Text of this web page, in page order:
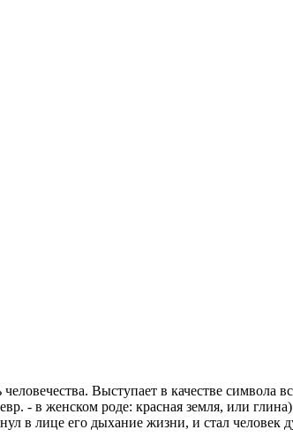
Выступает в качестве символа
- в женском роде: красная земля, или
в лице его дыхание жизни, и стал